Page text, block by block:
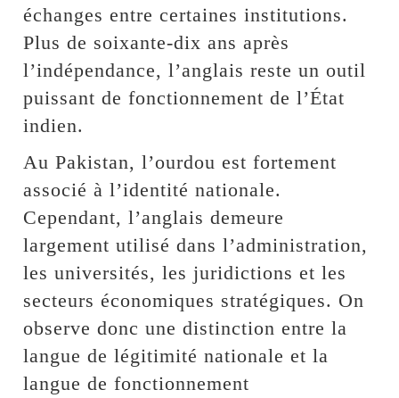
échanges entre certaines institutions.
Plus de soixante-dix ans après
l’indépendance, l’anglais reste un outil
puissant de fonctionnement de l’État
indien.
Au Pakistan, l’ourdou est fortement
associé à l’identité nationale.
Cependant, l’anglais demeure
largement utilisé dans l’administration,
les universités, les juridictions et les
secteurs économiques stratégiques. On
observe donc une distinction entre la
langue de légitimité nationale et la
langue de fonctionnement